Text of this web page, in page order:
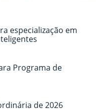
especialização em
Programa de
de 2026